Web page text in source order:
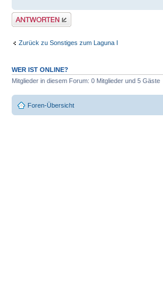
Antwort erstellen
Zurück zu Sonstiges zum Laguna I
WER IST ONLINE?
Mitglieder in diesem Forum: 0 Mitglieder und 5 Gäste
Foren-Übersicht